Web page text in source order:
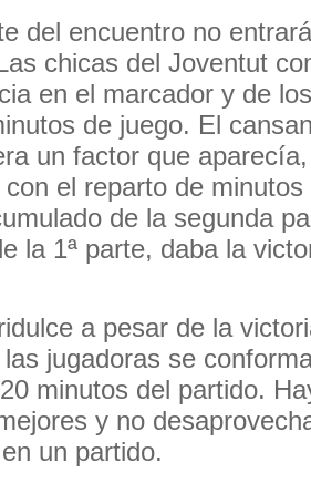
del encuentro no
chicas del Joventut
en el marcador y de
de juego. El
un factor que
el reparto de
de la segunda
la 1ª parte, daba la
a pesar de la
jugadoras se
minutos del partido.
y no
un partido.